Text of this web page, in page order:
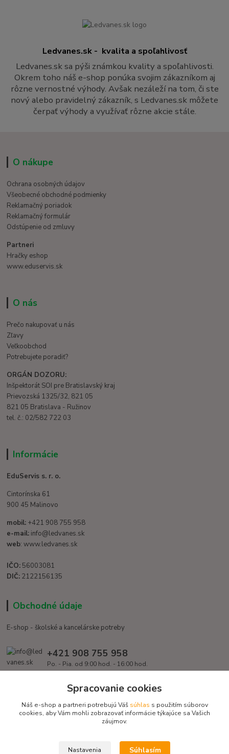
Ledvanes.sk - kvalita a spoľahlivosť
Ledvanes.sk sa pýši známkou kvality a spoľahlivosti.
Okrem toho náš e-shop ponúka svojim zákazníkom aj
rôzne vernostné výhody. Avšak nezáleží na tom, či ste
nový alebo pravidelný zákazník, s Ledvanes.sk môžete
čerpať výhody a využívať rôzne akcie stále.
O nákupe
Ochrana osobných údajov
Všeobecné obchodné podmienky
Reklamačný poriadok
Reklamačný formulár
Odstúpenie od zmluvy
Partneri
Hračky eshop
www.eduservis.sk
O nás
Prečo nakupovať u nás
Zľavy
Veľkoobchod
Potrebujete poradiť?
ORGÁN DOZORU:
Inšpektorát SOI pre Bratislavský kraj
Prievozská 1325/32, 821 05
821 05 Bratislava - Ružinov
tel. č.: 02/582 722 03
Informácie
EduServis s. r. o.
Cintorínska 61
900 45 Malinovo
mobil: +421 908 755 958
e-mail: info@ledvanes.sk
web: www.ledvanes.sk
IČO: 56003081
DIČ: 2122156135
Obchodné údaje
E-shop - školské a kancelárske potreby
+421 908 755 958
Po. - Pia. od 9:00 hod. - 16:00 hod.
info@ledvanes.skSpracovanie cookies
Náš e-shop a partneri potrebujú Váš súhlas s použitím súborov
cookies, aby Vám mohli zobrazovať informácie týkajúce sa Vašich
záujmov.
Nastavenia Súhlasím